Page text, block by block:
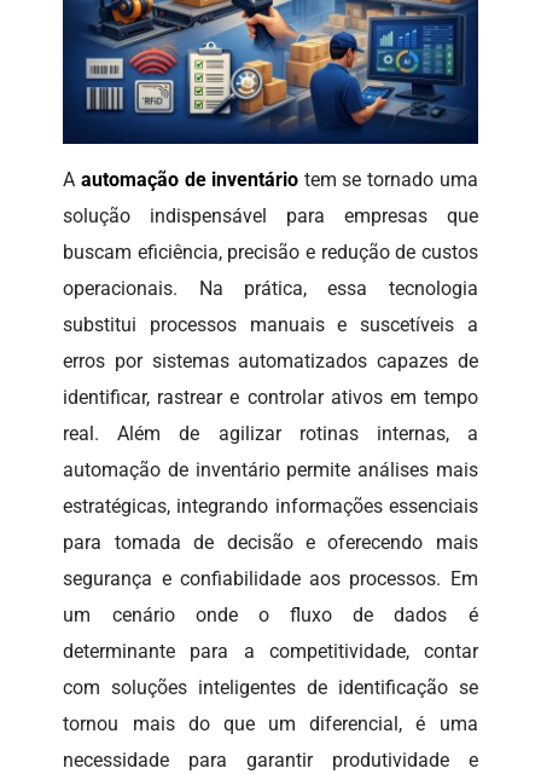
Aautomação de inventário tem se tornado uma
solução indispensável para empresas que
buscam eficiência, precisão e redução de custos
operacionais. Na prática, essa tecnologia
substitui processos manuais e suscetíveis a
erros por sistemas automatizados capazes de
identificar, rastrear e controlar ativos em tempo
real. Além de agilizar rotinas internas, a
automação de inventário permite análises mais
estratégicas, integrando informações essenciais
para tomada de decisão e oferecendo mais
segurança e confiabilidade aos processos. Em
um cenário onde o fluxo de dados é
determinante para a competitividade, contar
com soluções inteligentes de identificação se
tornou mais do que um diferencial, é uma
necessidade para garantir produtividade e